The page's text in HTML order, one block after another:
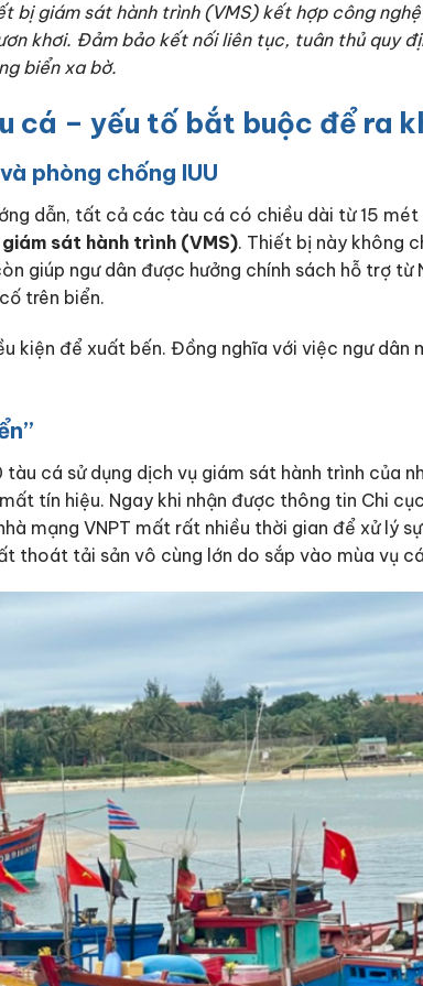
bị giám sát hành trình (VMS) kết hợp công
khơi. Đảm bảo kết nối liên tục, tuân thủ quy
biển xa bờ.
cá – yếu tố bắt buộc để ra
phòng chống IUU
dẫn, tất cả các tàu cá có chiều dài từ 15
sát hành trình (VMS). Thiết bị này không
giúp ngư dân được hưởng chính sách hỗ trợ từ
trên biển.
kiện để xuất bến. Đồng nghĩa với việc ngư dân
tàu cá sử dụng dịch vụ giám sát hành trình của
tín hiệu. Ngay khi nhận được thông tin Chi
mạng VNPT mất rất nhiều thời gian để xử lý
thoát tải sản vô cùng lớn do sắp vào mùa vụ